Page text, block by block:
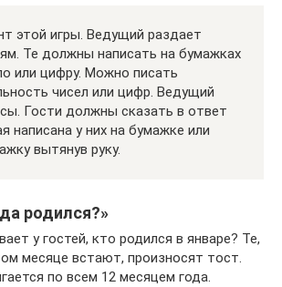
этой игры. Ведущий раздает
Те должны написать на бумажках
или цифру. Можно писать
чисел или цифр. Ведущий
Гости должны сказать в ответ
написана у них на бумажке или
вытянув руку.
родился?»
у гостей, кто родился в январе? Те,
месяце встают, произносят тост.
по всем 12 месяцем года.